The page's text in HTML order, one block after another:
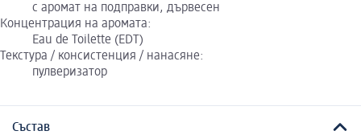
с аромат на подправки, дървесен
Концентрация на аромата:
Eau de Toilette (EDT)
Текстура / консистенция / нанасяне:
пулверизатор
Състав